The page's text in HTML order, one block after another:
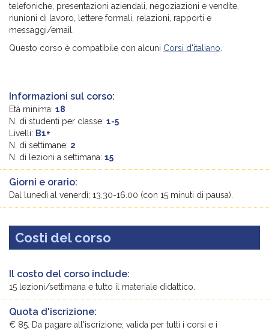
telefoniche, presentazioni aziendali, negoziazioni e vendite,
riunioni di lavoro, lettere formali, relazioni, rapporti e
messaggi/email.
Questo corso è compatibile con alcuni Corsi d'italiano
Informazioni sul corso:
Età minima: 18
N. di studenti per classe: 1-5
Livelli: B1+
N. di settimane: 2
N. di lezioni a settimana: 15
Giorni e orario:
Dal lunedì al venerdì; 13.30-16.00 (con 15 minuti di pausa).
Costi del corso
Il costo del corso include:
15 lezioni/settimana e tutto il materiale didattico.
Quota d'iscrizione:
€ 85. Da pagare all'iscrizione; valida per tutti i corsi e i